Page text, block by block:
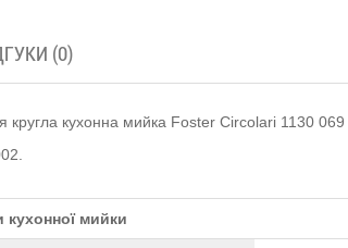
(0)
кругла кухонна мийка Foster Circolari 1130
кухонної мийки